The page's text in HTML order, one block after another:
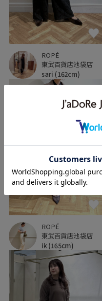
ROPÉ
東武百貨店池袋店
sari (162cm)
ROPÉ
東武百貨店池袋店
ik (165cm)